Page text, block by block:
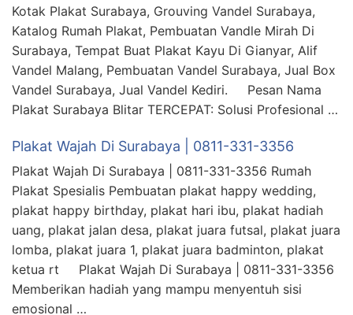
Kotak Plakat Surabaya, Grouving Vandel Surabaya,
Katalog Rumah Plakat, Pembuatan Vandle Mirah Di
Surabaya, Tempat Buat Plakat Kayu Di Gianyar, Alif
Vandel Malang, Pembuatan Vandel Surabaya, Jual Box
Vandel Surabaya, Jual Vandel Kediri. Pesan Nama
Plakat Surabaya Blitar TERCEPAT: Solusi Profesional …
Plakat Wajah Di Surabaya | 0811-331-3356
Plakat Wajah Di Surabaya | 0811-331-3356 Rumah
Plakat Spesialis Pembuatan plakat happy wedding,
plakat happy birthday, plakat hari ibu, plakat hadiah
uang, plakat jalan desa, plakat juara futsal, plakat juara
lomba, plakat juara 1, plakat juara badminton, plakat
ketua rt Plakat Wajah Di Surabaya | 0811-331-3356
Memberikan hadiah yang mampu menyentuh sisi
emosional …